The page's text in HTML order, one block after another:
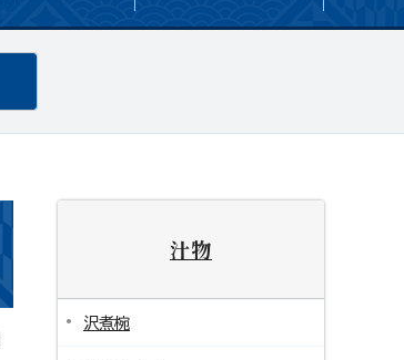
汁物
沢煮椀